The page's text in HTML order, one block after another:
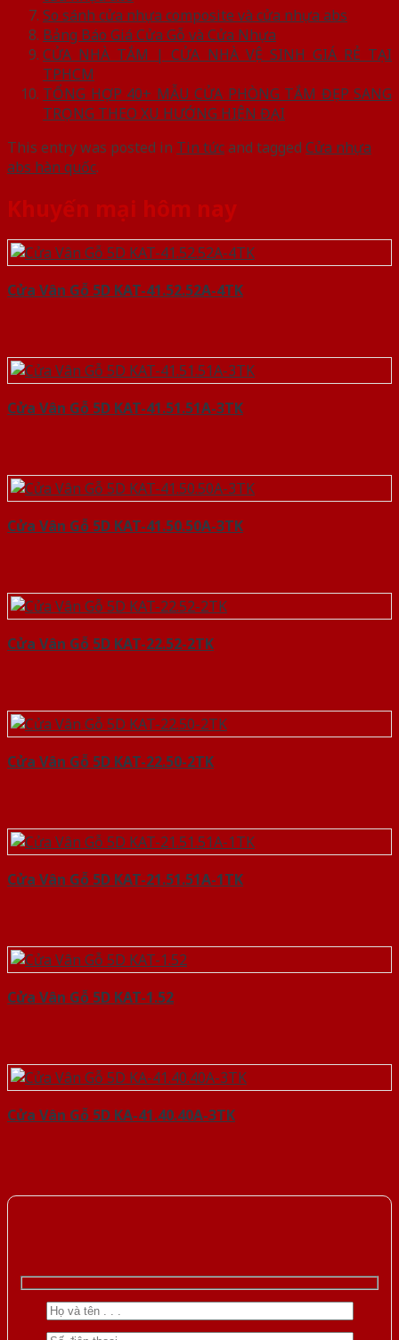
So sánh cửa nhựa composite và cửa nhựa abs
Bảng Báo Giá Cửa Gỗ và Cửa Nhựa
CỬA NHÀ TẮM | CỬA NHÀ VỆ SINH GIÁ RẺ TẠI
TPHCM
TỔNG HỢP 40+ MẪU CỬA PHÒNG TẮM ĐẸP SANG
TRỌNG THEO XU HƯỚNG HIỆN ĐẠI
This entry was posted in Tin tứcand tagged Cửa nhựa
abs hàn quốc.
Khuyến mại hôm nay
Cửa Vân Gỗ 5D KAT-41.52.52A-4TK
Cửa Vân Gỗ 5D KAT-41.51.51A-3TK
Cửa Vân Gỗ 5D KAT-41.50.50A-3TK
Cửa Vân Gỗ 5D KAT-22.52-2TK
Cửa Vân Gỗ 5D KAT-22.50-2TK
Cửa Vân Gỗ 5D KAT-21.51.51A-1TK
Cửa Vân Gỗ 5D KAT-1.52
Cửa Vân Gỗ 5D KA-41.40.40A-3TK